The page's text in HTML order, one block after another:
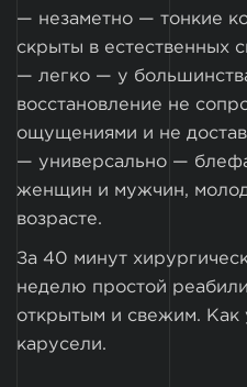
— незаметно — тонкие
скрыты в естественных
— легко — у
восстановление не
ощущениями и не
— универсально —
женщин и мужчин,
возрасте.
За 40 минут
неделю простой
открытым и свежим. Как
карусели.